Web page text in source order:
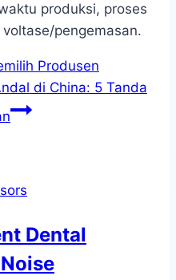
produksi, proses
pengemasan.
Produsen
di China: 5 Tanda
Dental